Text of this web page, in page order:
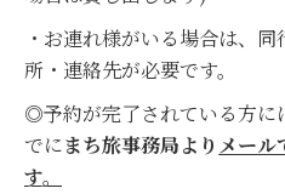
・お連れ様がいる場合は、
所・連絡先が必要です。
◎予約が完了されている方に
でにまち旅事務局より メール
す。